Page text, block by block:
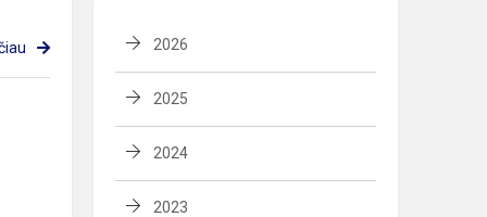
2026
2025
2024
2023